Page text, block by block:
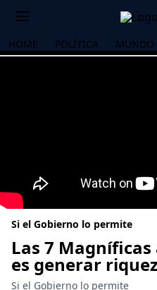
HOME POLÍTICA MUNDO
Si el Gobierno lo permite
Las 7 Magníficas
es generar
Si el Gobierno lo permite